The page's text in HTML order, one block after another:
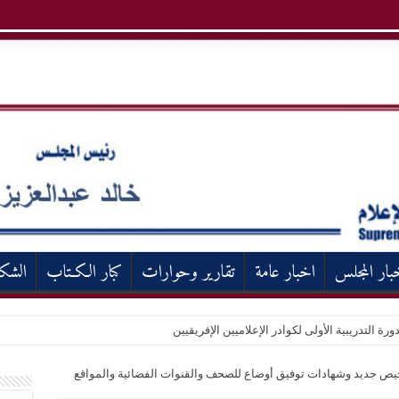
المجلس اخبار عامة تقارير وحوارات كبار الكـتاب
التدريبية الأولى لكوادر الإعلاميين الإفريقيين
للإعلام" يحتفل بتسليم ١٠٠ ترخيص جديد وشهادات توفيق أوضاع للصحف والقنوات الفضائية والمواقع